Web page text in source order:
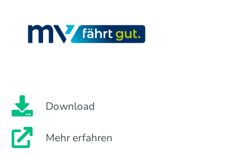
Download
Mehr erfahren